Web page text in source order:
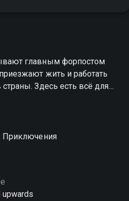
главным форпостом
жить и работать
Здесь есть всё для
искусство и
Приключения
upwards